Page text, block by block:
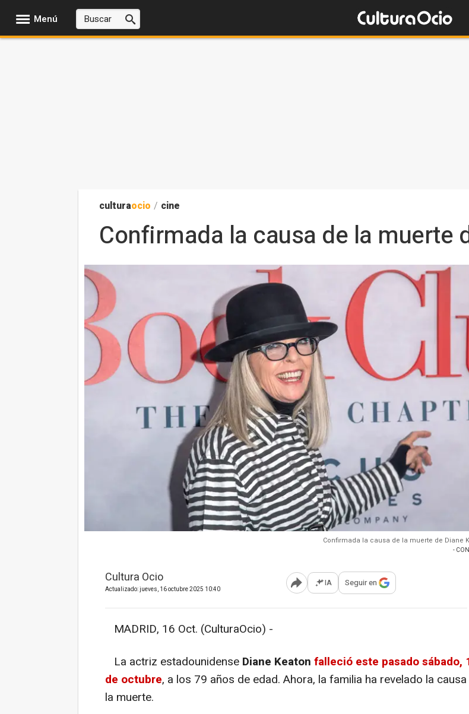
Menú
culturaocio / cine
Confirmada la causa de la muerte
Confirmada la causa de la muerte de Diane
-
Cultura Ocio
Actualizado: jueves, 16 octubre 2025 10:40 Abrir opciones para compartir
IA Seguir en
MADRID, 16 Oct. (CulturaOcio) -
La actriz estadounidense Diane Keaton falleció este pasado sábado,
de octubre, a los 79 años de edad. Ahora, la familia ha revelado la
la muerte.